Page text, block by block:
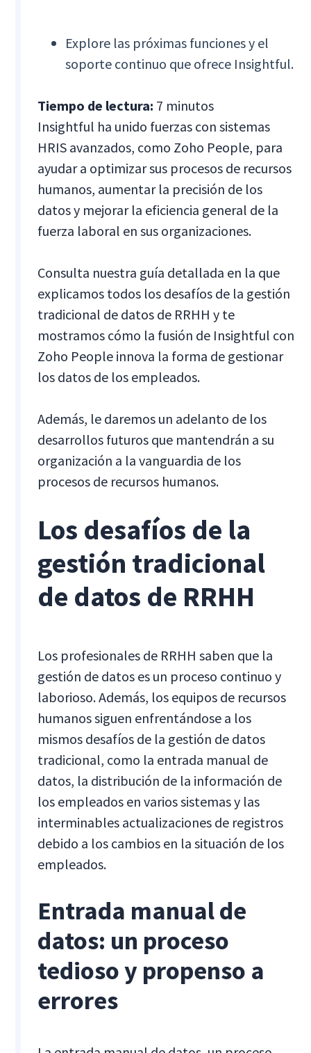
Explore las próximas funciones y el
soporte continuo que ofrece Insightful.
Tiempo de lectura: 7 minutos
Insightful ha unido fuerzas con sistemas
HRIS avanzados, como Zoho People, para
ayudar a optimizar sus procesos de recursos
humanos, aumentar la precisión de los
datos y mejorar la eficiencia general de la
fuerza laboral en sus organizaciones.
Consulta nuestra guía detallada en la que
explicamos todos los desafíos de la gestión
tradicional de datos de RRHH y te
mostramos cómo la fusión de Insightful con
Zoho People innova la forma de gestionar
los datos de los empleados.
Además, le daremos un adelanto de los
desarrollos futuros que mantendrán a su
organización a la vanguardia de los
procesos de recursos humanos.
Los desafíos de la
gestión tradicional
de datos de RRHH
Los profesionales de RRHH saben que la
gestión de datos es un proceso continuo y
laborioso. Además, los equipos de recursos
humanos siguen enfrentándose a los
mismos desafíos de la gestión de datos
tradicional, como la entrada manual de
datos, la distribución de la información de
los empleados en varios sistemas y las
interminables actualizaciones de registros
debido a los cambios en la situación de los
empleados.
Entrada manual de
datos: un proceso
tedioso y propenso a
errores